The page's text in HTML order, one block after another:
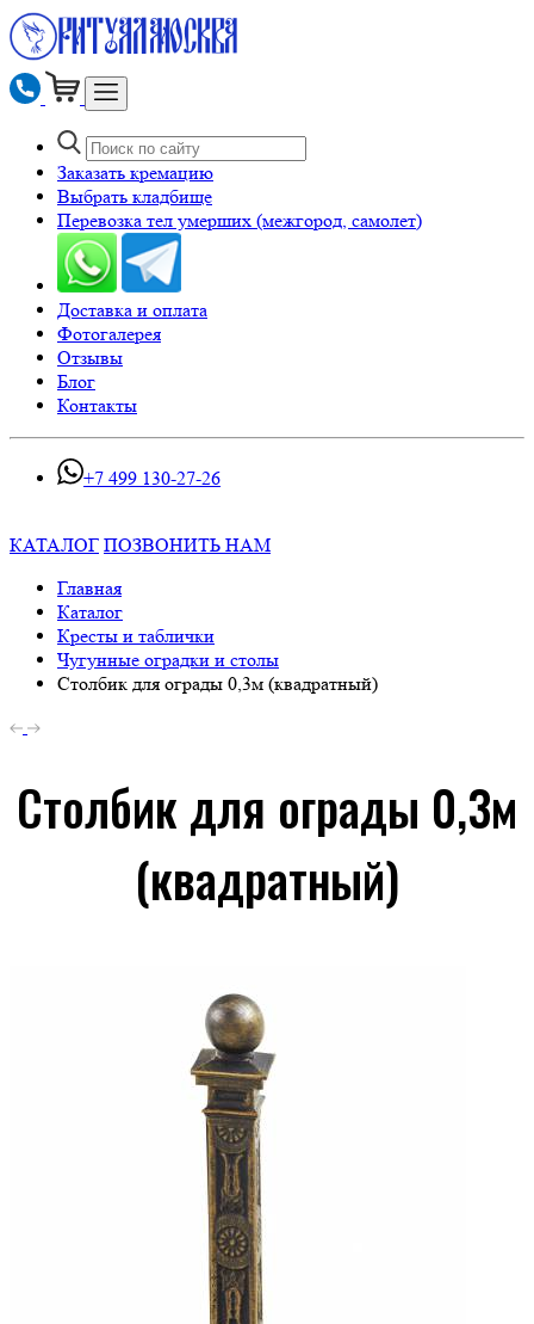
Заказать кремацию
Выбрать кладбище
Перевозка тел умерших (межгород, самолет)
Доставка и оплата
Фотогалерея
Отзывы
Блог
Контакты
+7 499 130-27-26
КАТАЛОГ ПОЗВОНИТЬ НАМ
Главная
Каталог
Кресты и таблички
Чугунные оградки и столы
Столбик для ограды 0,3м (квадратный)
Столбик для ограды 0,3м
(квадратный)